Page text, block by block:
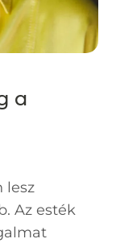
a
lesz
Az esték